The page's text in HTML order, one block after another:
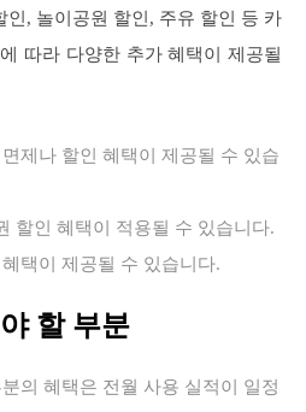
인, 놀이공원 할인, 주유 할인 등 카
따라 다양한 추가 혜택이 제공될
제나 할인 혜택이 제공될 수 있습
할인 혜택이 적용될 수 있습니다.
택이 제공될 수 있습니다.
할 부분
의 혜택은 전월 사용 실적이 일정